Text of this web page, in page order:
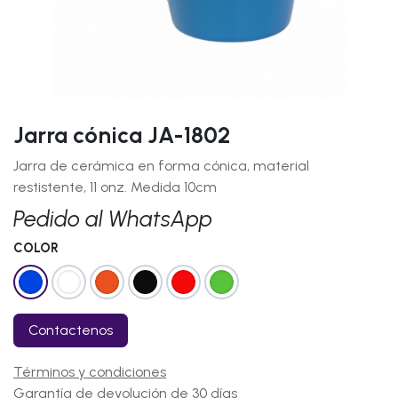
Jarra cónica JA-1802
Jarra de cerámica en forma cónica, material
restistente, 11 onz. Medida 10cm
Pedido al WhatsApp
COLOR
Contactenos
Términos y condiciones
Garantía de devolución de 30 días